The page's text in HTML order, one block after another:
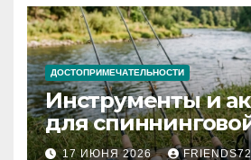
ДОСТОПРИМЕЧАТЕЛЬНОСТИ
Инструменты и
для
рыбалки:
17 ИЮНЯ 2026